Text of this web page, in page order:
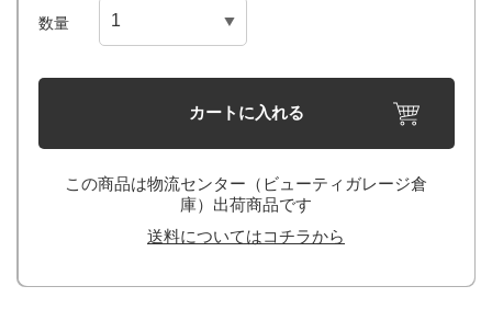
数量
カートに入れる
この商品は物流センター（ビューティガレージ倉
庫）出荷商品です
送料についてはコチラから